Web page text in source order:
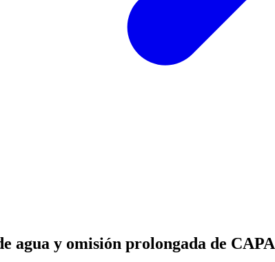
agua y omisión prolongada de CAPA